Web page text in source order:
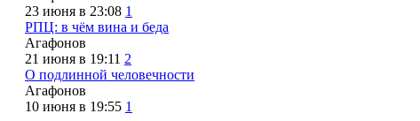
23 июня в 23:08 1
РПЦ: в чём вина и беда
Агафонов
21 июня в 19:11 2
О подлинной человечности
Агафонов
10 июня в 19:55 1